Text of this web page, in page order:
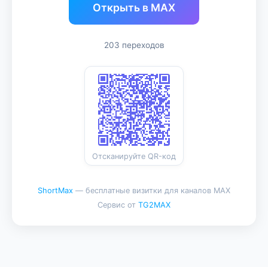
Открыть в MAX
203 переходов
Отсканируйте QR-код
ShortMax — бесплатные визитки для каналов MAX
Сервис от TG2MAX